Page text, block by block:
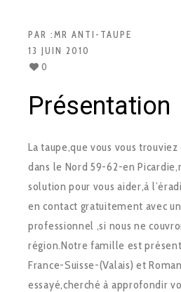
PAR :MR ANTI-TAUPE
13 JUIN 2010
0
Présentation
La taupe,que vous vous
dans le Nord 59-62-en
solution pour vous aider,à
en contact gratuitement avec
professionnel ,si nous ne
région.Notre famille est
France-Suisse-(Valais) et
essayé,cherché à approfondir